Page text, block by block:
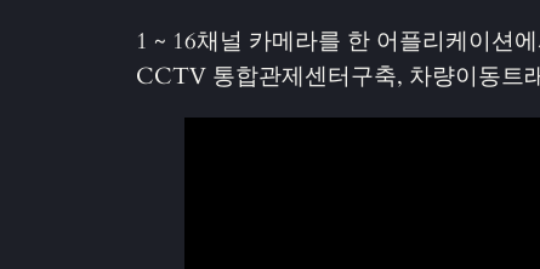
1 ~ 16채널 카메라를 한 어플리케이션
CCTV 통합관제센터구축, 차량이동트